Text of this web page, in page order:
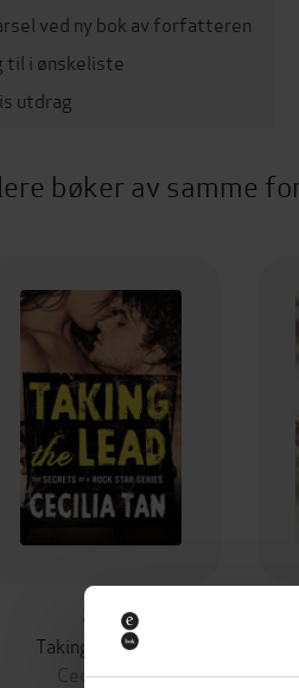
ved ny bok av forfatteren
til i ønskeliste
utdrag
bøker av samme
94,-
Taking the Lead
Cecilia Tan